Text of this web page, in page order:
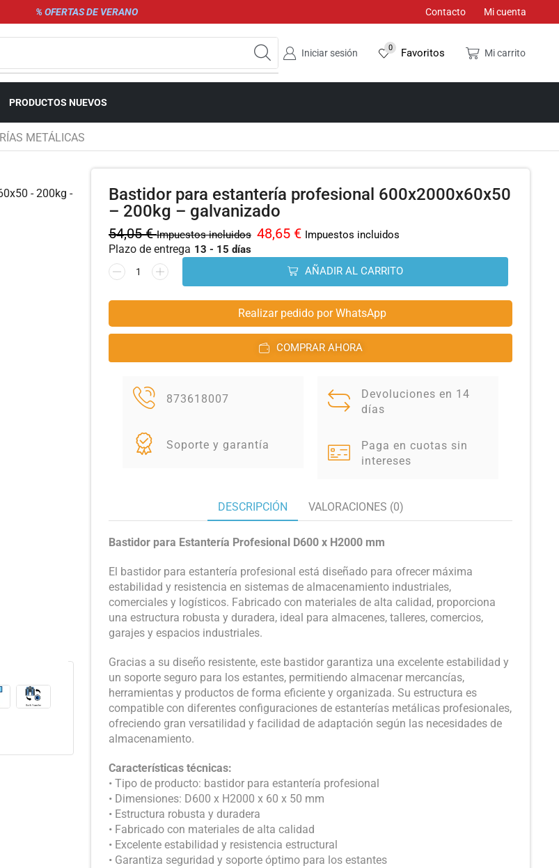
% OFERTAS DE VERANO Contacto Mi cuenta
Iniciar sesión 0 Favoritos Mi carrito
PRODUCTOS NUEVOS
METÁLICAS
Bastidor para estantería profesional 600x2000x60x50
– 200kg – galvanizado
54,05€ Impuestos incluidos 48,65 € Impuestos incluidos
Plazo de entrega 13 - 15 días
AÑADIR AL CARRITO
Realizar pedido por WhatsApp
COMPRAR AHORA
873618007
Soporte y garantía
Devoluciones en 14
días
Paga en cuotas sin
intereses
DESCRIPCIÓN VALORACIONES (0)
Bastidor para Estantería Profesional D600 x H2000 mm
El bastidor para estantería profesional está diseñado para ofrecer máxima
estabilidad y resistencia en sistemas de almacenamiento industriales,
comerciales y logísticos. Fabricado con materiales de alta calidad, proporciona
una estructura robusta y duradera, ideal para almacenes, talleres, comercios,
garajes y espacios industriales.
Gracias a su diseño resistente, este bastidor garantiza una excelente estabilidad y
un soporte seguro para los estantes, permitiendo almacenar mercancías,
herramientas y productos de forma eficiente y organizada. Su estructura es
compatible con diferentes configuraciones de estanterías metálicas profesionales,
ofreciendo gran versatilidad y facilidad de adaptación según las necesidades de
almacenamiento.
Características técnicas:
• Tipo de producto: bastidor para estantería profesional
• Dimensiones: D600 x H2000 x 60 x 50 mm
• Estructura robusta y duradera
• Fabricado con materiales de alta calidad
• Excelente estabilidad y resistencia estructural
• Garantiza seguridad y soporte óptimo para los estantes